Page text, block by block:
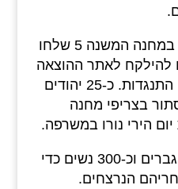
אחדים מהיהודים שרוכזו במחנה המשנה 5 שלחו
להילקח לאתר ההוצאה
להורג. היו גם כמה מעשי התנגדות. כ-25 יהודים
בצריפי מחנה
במיידנק הושארו כ-300 גברים וכ-300 נשים כדי
הנרצחים.